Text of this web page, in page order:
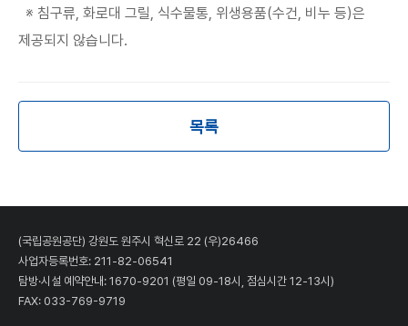
※ 침구류, 화로대 그릴, 식수물통, 위생용품(수건, 비누 등)은
제공되지 않습니다.
목록
(국립공원공단) 강원도 원주시 혁신로 22 (우)26466
사업자등록번호: 211-82-06541
탐방·시설 예약안내: 1670-9201 (평일 09-18시, 점심시간 12-13시)
FAX: 033-769-9719